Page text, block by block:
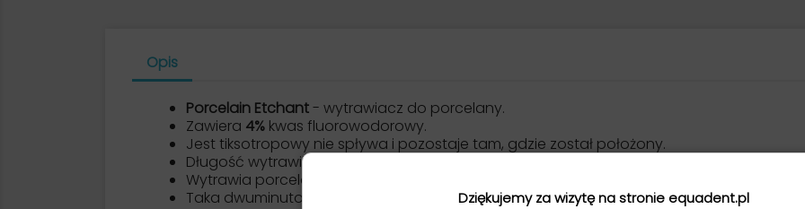
Opis
Porcelain Etchant- wytrawiacz do porcelany.
Zawiera 4% kwas fluorowodorowy.
Jest tiksotropowy nie spływa i pozostaje tam, gdzie został położony.
Długość wytrawiania pracy protetycznej zależy od materiału z którego jest wykonana !
Wytrawia porcelanę w dwie minuty.
Taka dwuminutowa aplikacja nie przebarwia porcelany.Dziękujemy za wizytę na stronie equadent.pl